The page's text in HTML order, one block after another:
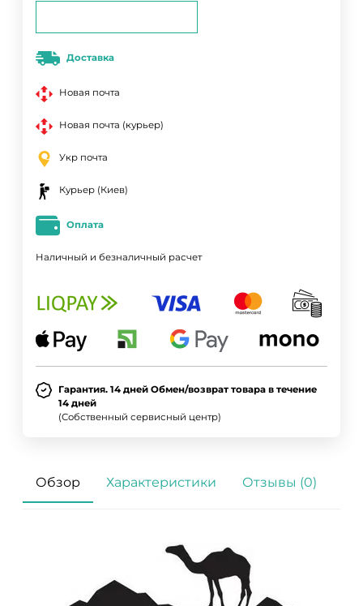
Доставка
Новая почта
Новая почта (курьер)
Укр почта
Курьер (Киев)
Оплата
Наличный и безналичный расчет
Гарантия. 14 дней Обмен/возврат товара в течение
14 дней
(Собственный сервисный центр)
Обзор Характеристики Отзывы (0)